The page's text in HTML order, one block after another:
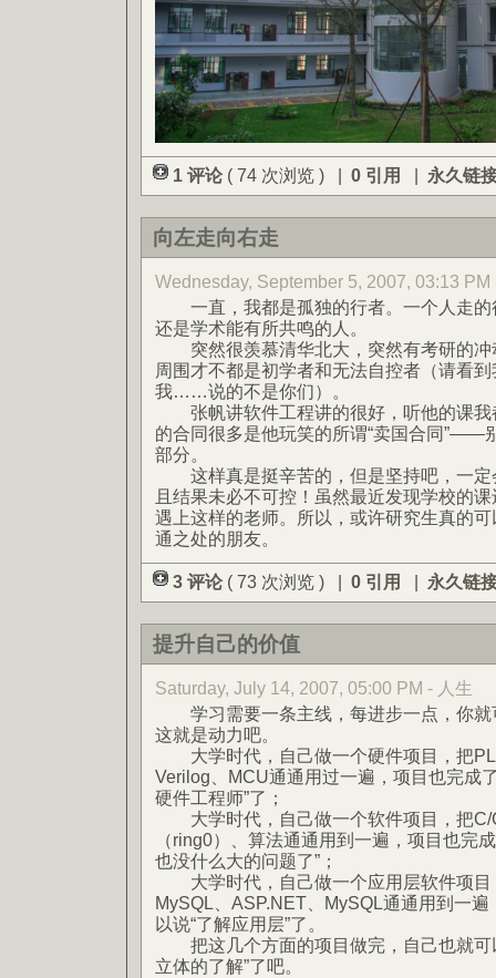
1 评论 ( 74 次浏览 ) | 0 引用 | 永久链
向左走向右走
Wednesday, September 5, 2007, 03:13
一直，我都是孤独的行者。一个人走的
还是学术能有所共鸣的人。
突然很羡慕清华北大，突然有考研的冲
周围才不都是初学者和无法自控者（请看
我……说的不是你们）。
张帆讲软件工程讲的很好，听他的课我
的合同很多是他玩笑的所谓“卖国合同”——
部分。
这样真是挺辛苦的，但是坚持吧，一
且结果未必不可控！虽然最近发现学校的
遇上这样的老师。所以，或许研究生真的
通之处的朋友。
3 评论 ( 73 次浏览 ) | 0 引用 | 永久链
提升自己的价值
Saturday, July 14, 2007, 05:00 PM - 人生
学习需要一条主线，每进步一点，你就
这就是动力吧。
大学时代，自己做一个硬件项目，把
Verilog、MCU通通用过一遍，项目也完成
硬件工程师”了；
大学时代，自己做一个软件项目，把C/
（ring0）、算法通通用到一遍，项目也完
也没什么大的问题了”；
大学时代，自己做一个应用层软件项目
MySQL、ASP.NET、MySQL通通用到一
以说“了解应用层”了。
把这几个方面的项目做完，自己也就可
立体的了解”了吧。